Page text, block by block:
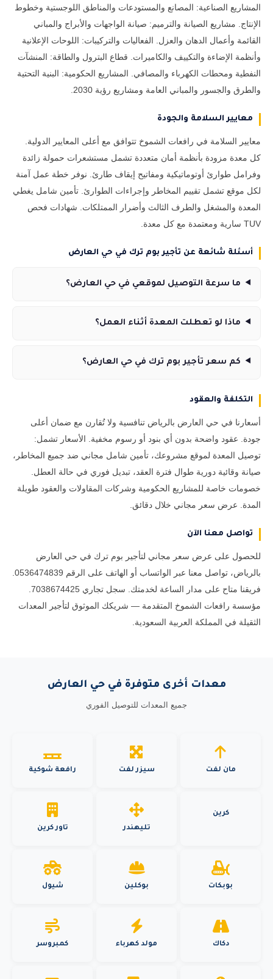
المشاريع الصناعية: المصانع والمستودعات والمناطق اللوجستية وخطوط
الإنتاج. مشاريع الصيانة والترميم: صيانة الواجهات والأبراج والمباني
القائمة وأعمال الدهان والعزل. الفعاليات والتركيبات: اللوحات الإعلانية
وأنظمة الإضاءة والتكييف والكاميرات. قطاع البترول والطاقة: المنشآت
النفطية ومحطات الكهرباء والمصافي. المشاريع الحكومية: البنية التحتية
والطرق والجسور والمباني العامة ومشاريع رؤية 2030.
معايير السلامة والجودة
معايير السلامة في رافعات الشموخ تتوافق مع أعلى المعايير الدولية.
كل معدة مزودة بأنظمة أمان متعددة تشمل مستشعرات حمولة زائدة
وفرامل طوارئ أوتوماتيكية ومفاتيح إيقاف طارئ. نوفر خطة عمل آمنة
لكل موقع تشمل تقييم المخاطر وإجراءات الطوارئ. تأمين شامل يغطي
المعدة والمشغل والطرف الثالث وأضرار الممتلكات. شهادات فحص
TUV سارية ومعتمدة مع كل معدة.
أسئلة شائعة عن تأجير بوم ترك في حي العارض
ما سرعة التوصيل لموقعي في حي العارض؟
ماذا لو تعطلت المعدة أثناء العمل؟
كم سعر تأجير بوم ترك في حي العارض؟
التكلفة والعقود
أسعارنا في حي العارض بالرياض تنافسية ولا تُقارن مع ضمان أعلى
جودة. عقود واضحة بدون أي بنود أو رسوم مخفية. الأسعار تشمل:
توصيل المعدة لموقع مشروعك، تأمين شامل مجاني ضد جميع المخاطر،
صيانة وقائية دورية طوال فترة العقد، تبديل فوري في حالة العطل.
خصومات خاصة للمشاريع الحكومية وشركات المقاولات والعقود طويلة
المدة. عرض سعر مجاني خلال دقائق.
تواصل معنا الآن
للحصول على عرض سعر مجاني لتأجير بوم ترك في حي العارض
مؤسسة رافعات الشموخ المتقدمة — شريكك الموثوق لتأجير المعدات
الثقيلة في المملكة العربية السعودية.
معدات أخرى متوفرة في حي العارض
جميع المعدات للتوصيل الفوري
مان لفت سيزر لفت رافعة شوكية
كرين
تليهندر
تاور كرين
بوبكات بوكلين شيول
دكاك مولد كهرباء كمبروسر